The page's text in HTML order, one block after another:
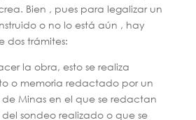
Bien , pues para legalizar un
o no lo está aún , hay
dos trámites:
la obra, esto se realiza
o memoria redactado por un
Minas en el que se redactan
sondeo realizado o que se